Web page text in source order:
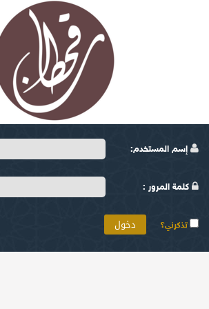
إسم المستخدم:
كلمة المرور :
تذكرني؟